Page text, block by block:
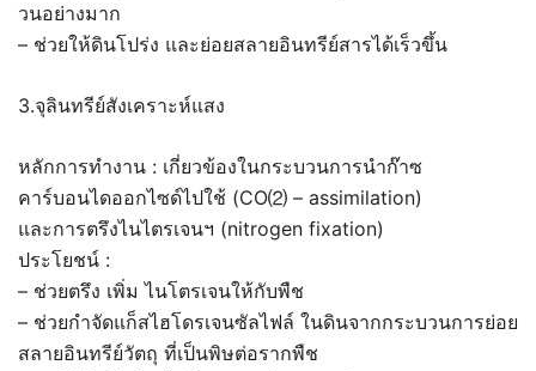
วนอย่างมาก
– ช่วยให้ดินโปร่ง และย่อยสลายอินทรีย์สารได้เร็วขึ้น
3.จุลินทรีย์สังเคราะห์แสง
หลักการทำงาน : เกี่ยวข้องในกระบวนการนำก๊าซ
คาร์บอนไดออกไซด์ไปใช้ (CO⑵ – assimilation)
และการตรึงไนไตรเจนฯ (nitrogen fixation)
ประโยชน์ :
– ช่วยตรึง เพิ่ม ไนโตรเจนให้กับพืช
– ช่วยกำจัดแก็สไฮโดรเจนซัลไฟล์ ในดินจากกระบวนการย่อย
สลายอินทรีย์วัตถุ ที่เป็นพิษต่อรากพืช